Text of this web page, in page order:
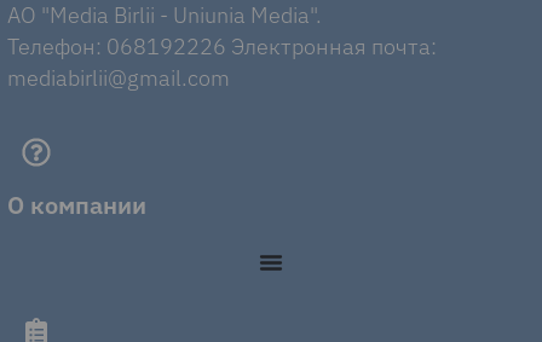
AO "Media Birlii - Uniunia Media".
Телефон: 068192226 Электронная почта:
mediabirlii@gmail.com
О компании